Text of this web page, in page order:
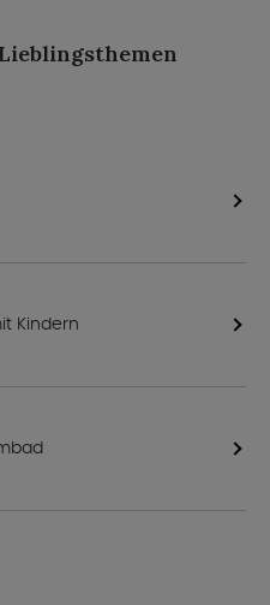
Kindern